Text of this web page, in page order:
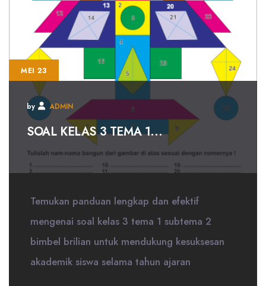
MEI 23
by ADMIN
SOAL KELAS 3 TEMA 1...
Temukan panduan lengkap dan efektif
mengenai soal kelas 3 tema 1 subtema 2
bimbel brilian untuk mendukung kesuksesan
akademik siswa selama tahun ajaran